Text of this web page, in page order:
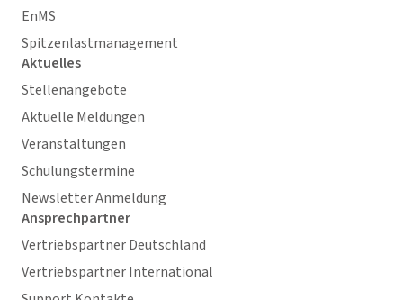
EnMS
Spitzenlastmanagement
Aktuelles
Stellenangebote
Aktuelle Meldungen
Veranstaltungen
Schulungstermine
Newsletter Anmeldung
Ansprechpartner
Vertriebspartner Deutschland
Vertriebspartner International